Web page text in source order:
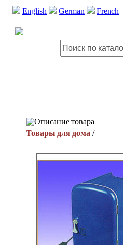
English German French
Описание товара
Товары для дома /